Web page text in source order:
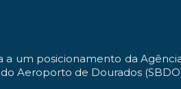
um posicionamento da
Aeroporto de Dourados